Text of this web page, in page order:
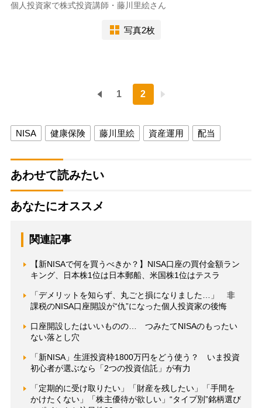
個人投資家で株式投資講師・藤川里絵さん
写真2枚
1 2
NISA 健康保険 藤川里絵 資産運用 配当
あわせて読みたい
あなたにオススメ
関連記事
【新NISAで何を買うべきか？】NISA口座の買付金額ラン
キング、日本株1位は日本郵船、米国株1位はテスラ
「デメリットを知らず、丸ごと損になりました…」 非
課税のNISA口座開設が“仇”になった個人投資家の後悔
口座開設したはいいものの… つみたてNISAのもったい
ない落とし穴
「新NISA」生涯投資枠1800万円をどう使う？ いま投資
初心者が選ぶなら「2つの投資信託」が有力
「定期的に受け取りたい」「財産を残したい」「手間を
かけたくない」「株主優待が欲しい」“タイプ別”銘柄選び